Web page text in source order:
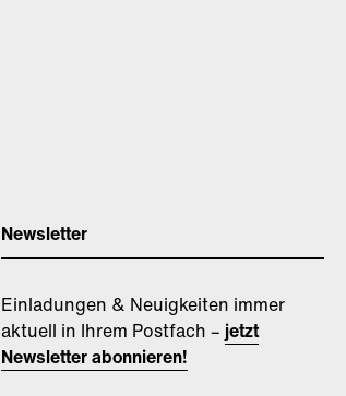
Newsletter
Einladungen & Neuigkeiten immer
aktuell in Ihrem Postfach – jetzt
Newsletter abonnieren!